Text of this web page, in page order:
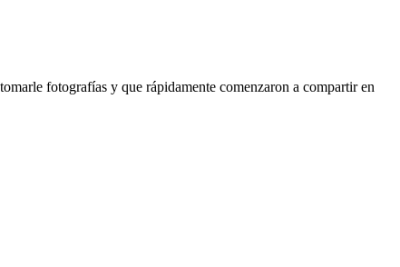
fotografías y que rápidamente comenzaron a compartir en